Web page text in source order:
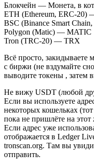
Блокчейн — Монета, в
ETH (Ethereum, ERC-20)
BSC (Binance Smart
Polygon (Matic) — MATIC
Tron (TRC-20) — TRX
Всё просто,
с биржи (не вздумайте
выводите токены , затем
Не вижу USDT (любой
Если вы используете
некоторых кошельках
пока не пришлёте на
Если адрес уже
отображается в Ledger
tronscan.org. Там вы
отправить.